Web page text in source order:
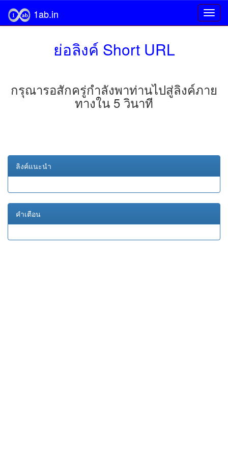
1ab.in
ย่อลิงค์ Short URL
กรุณารอสักครู่กำลังพาท่านไปสู่ลิงค์ภาย
ทางใน 5 วินาที
ลิงค์แนะนำ
คำเตือน